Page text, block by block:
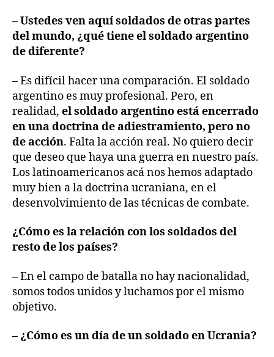
– Ustedes ven aquí soldados de otras partes
del mundo, ¿qué tiene el soldado argentino
de diferente?
– Es difícil hacer una comparación. El soldado
argentino es muy profesional. Pero, en
realidad, el soldado argentino está encerrado
en una doctrina de adiestramiento, pero no
de acción. Falta la acción real. No quiero decir
que deseo que haya una guerra en nuestro país.
Los latinoamericanos acá nos hemos adaptado
muy bien a la doctrina ucraniana, en el
desenvolvimiento de las técnicas de combate.
¿Cómo es la relación con los soldados del
resto de los países?
– En el campo de batalla no hay nacionalidad,
somos todos unidos y luchamos por el mismo
objetivo.
– ¿Cómo es un día de un soldado en Ucrania?